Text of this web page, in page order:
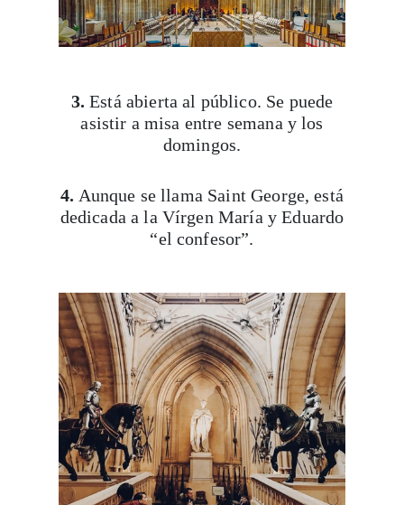
3. Está abierta al público. Se puede
asistir a misa entre semana y los
domingos.
4. Aunque se llama Saint George, está
dedicada a la Vírgen María y Eduardo
“el confesor”.